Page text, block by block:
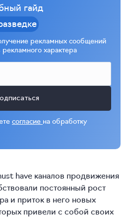
гайд
рекламных сообщений
характера
согласие на обработку
have каналов продвижения
постоянный рост
и приток в него новых
привели с собой своих